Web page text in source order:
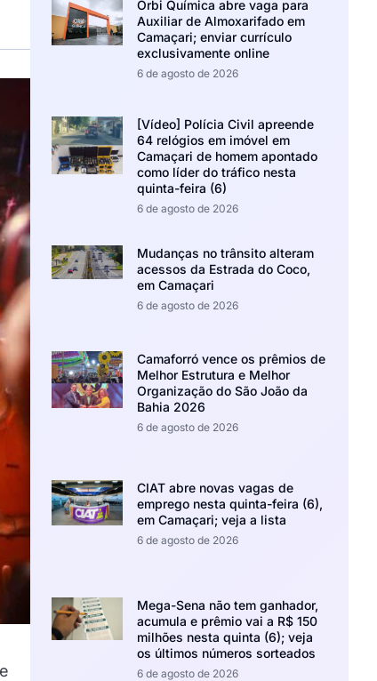
Orbi Química abre vaga para
Auxiliar de Almoxarifado em
Camaçari; enviar currículo
exclusivamente online
6 de agosto de 2026
[Vídeo] Polícia Civil apreende
64 relógios em imóvel em
Camaçari de homem apontado
como líder do tráfico nesta
quinta-feira (6)
6 de agosto de 2026
Mudanças no trânsito alteram
acessos da Estrada do Coco,
em Camaçari
6 de agosto de 2026
Camaforró vence os prêmios de
Melhor Estrutura e Melhor
Organização do São João da
Bahia 2026
6 de agosto de 2026
CIAT abre novas vagas de
emprego nesta quinta-feira (6),
em Camaçari; veja a lista
6 de agosto de 2026
Mega-Sena não tem ganhador,
acumula e prêmio vai a R$ 150
milhões nesta quinta (6); veja
os últimos números sorteados
6 de agosto de 2026